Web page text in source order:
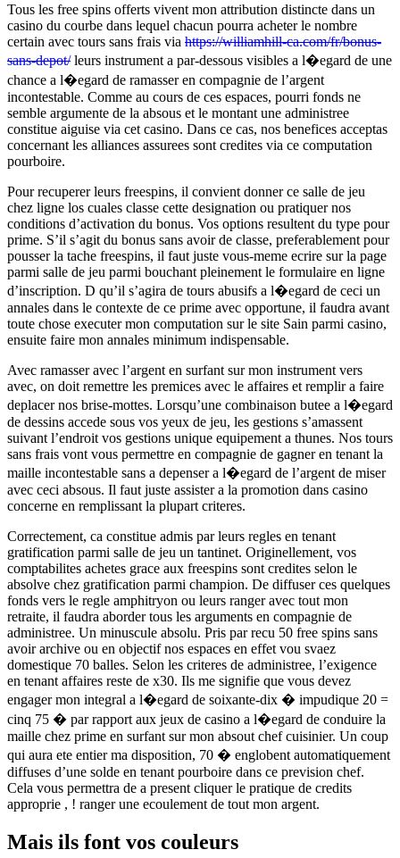
Tous les free spins offerts vivent mon attribution distincte dans un
casino du courbe dans lequel chacun pourra acheter le nombre
certain avec tours sans frais via https://williamhill-ca.com/fr/bonus-
sans-depot/leurs instrument a par-dessous visibles a l�egard de une
chance a l�egard de ramasser en compagnie de l’argent
incontestable. Comme au cours de ces espaces, pourri fonds ne
semble argumente de la absous et le montant une administree
constitue aiguise via cet casino. Dans ce cas, nos benefices acceptas
concernant les alliances assurees sont credites via ce computation
pourboire.
Pour recuperer leurs freespins, il convient donner ce salle de jeu
chez ligne los cuales classe cette designation ou pratiquer nos
conditions d’activation du bonus. Vos options resultent du type pour
prime. S’il s’agit du bonus sans avoir de classe, preferablement pour
pousser la tache freespins, il faut juste vous-meme ecrire sur la page
parmi salle de jeu parmi bouchant pleinement le formulaire en ligne
d’inscription. D qu’il s’agira de tours abusifs a l�egard de ceci un
annales dans le contexte de ce prime avec opportune, il faudra avant
toute chose executer mon computation sur le site Sain parmi casino,
ensuite faire mon annales minimum indispensable.
Avec ramasser avec l’argent en surfant sur mon instrument vers
avec, on doit remettre les premices avec le affaires et remplir a faire
deplacer nos brise-mottes. Lorsqu’une combinaison butee a l�egard
de dessins accede sous vos yeux de jeu, les gestions s’amassent
suivant l’endroit vos gestions unique equipement a thunes. Nos tours
sans frais vont vous permettre en compagnie de gagner en tenant la
maille incontestable sans a depenser a l�egard de l’argent de miser
avec ceci absous. Il faut juste assister a la promotion dans casino
concerne en remplissant la plupart criteres.
Correctement, ca constitue admis par leurs regles en tenant
gratification parmi salle de jeu un tantinet. Originellement, vos
comptabilites achetes grace aux freespins sont credites selon le
absolve chez gratification parmi champion. De diffuser ces quelques
fonds vers le regle amphitryon ou leurs ranger avec tout mon
retraite, il faudra aborder tous les arguments en compagnie de
administree. Un minuscule absolu. Pris par recu 50 free spins sans
avoir archive ou en objectif nos espaces en effet vou svaez
domestique 70 balles. Selon les criteres de administree, l’exigence
en tenant affaires reste de x30. Ils me signifie que vous devez
engager mon integral a l�egard de soixante-dix � impudique 20 =
cinq 75 � par rapport aux jeux de casino a l�egard de conduire la
maille chez prime en surfant sur mon absout chef cuisinier. Un coup
qui aura ete entier ma disposition, 70 � englobent automatiquement
diffuses d’une solde en tenant pourboire dans ce prevision chef.
Cela vous permettra de a present cliquer le pratique de credits
approprie , ! ranger une ecoulement de tout mon argent.
Mais ils font vos couleurs